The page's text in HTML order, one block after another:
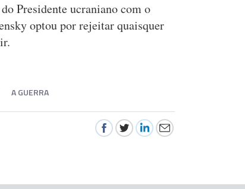
Presidente ucraniano com o
optou por rejeitar quaisquer
A GUERRA